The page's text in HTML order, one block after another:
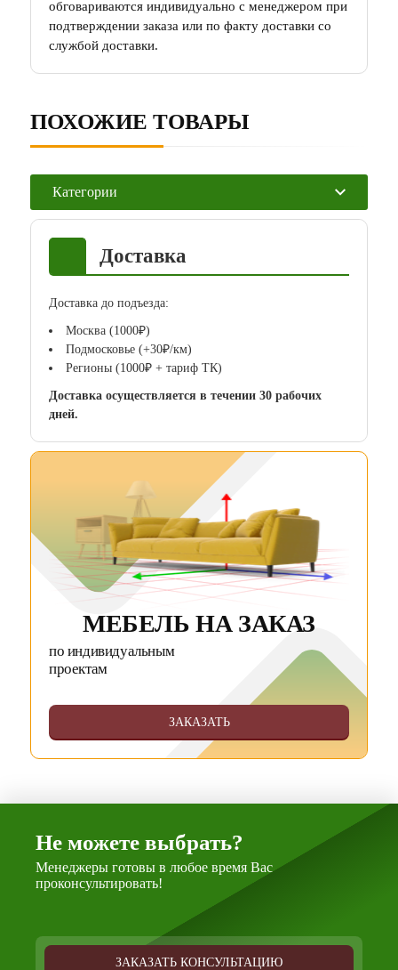
Категории
Доставка
Доставка до подъезда:
Москва (1000₽)
Подмосковье (+30₽/км)
Регионы (1000₽ + тариф ТК)
Доставка осуществляется в течении 30 рабочих
дней.
МЕБЕЛЬ НА ЗАКАЗ
по индивидуальным
проектам
ЗАКАЗАТЬ
обговариваются индивидуально с менеджером при
подтверждении заказа или по факту доставки со
службой доставки.
ПОХОЖИЕ ТОВАРЫ
Не можете выбрать?
Менеджеры готовы в любое время Вас
проконсультировать!
ЗАКАЗАТЬ КОНСУЛЬТАЦИЮ